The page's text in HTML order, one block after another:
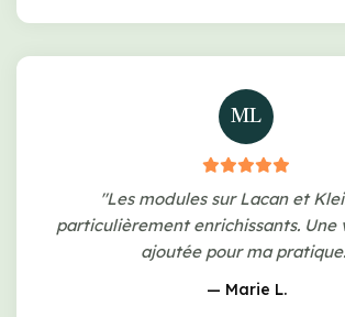
ML
"Les modules sur Lacan et
particulièrement enrichissants. Une
ajoutée pour ma
— Marie L.